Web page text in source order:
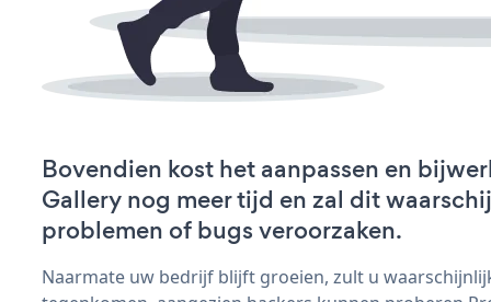
Bovendien kost het aanpassen en
Gallery nog meer tijd en zal dit
problemen of bugs veroorzaken.
Naarmate uw bedrijf blijft groeien, zult u